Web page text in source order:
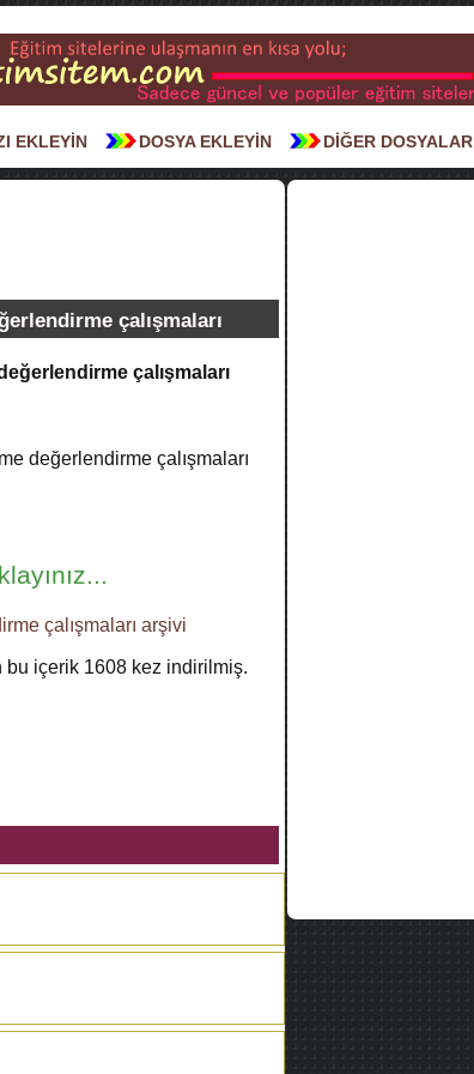
DİĞER DOSYALAR
DOSYA EKLEYİN
EKLEYİN
çalışmaları
çalışmaları
değerlendirme çalışmaları
çalışmaları arşivi
bu içerik 1608 kez indirilmiş.